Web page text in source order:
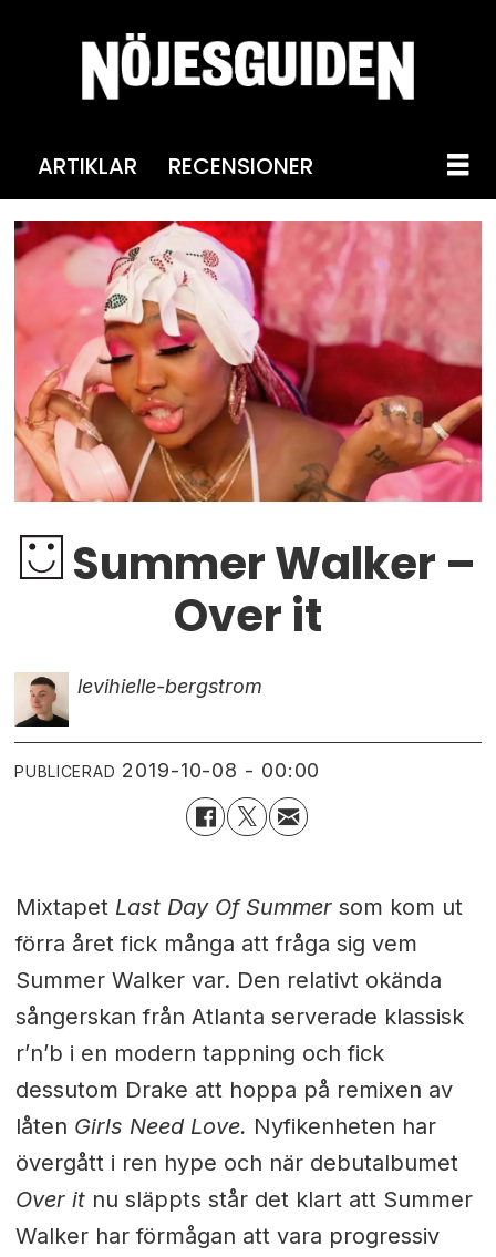
ARTIKLAR RECENSIONER
Summer Walker –
Over it
levihielle-bergstrom
PUBLICERAD 2019-10-08 - 00:00
Mixtapet Last Day Of Summersom kom ut
förra året fick många att fråga sig vem
Summer Walker var. Den relativt okända
sångerskan från Atlanta serverade klassisk
r’n’b i en modern tappning och fick
dessutom Drake att hoppa på remixen av
låten Girls Need Love. Nyfikenheten har
övergått i ren hype och när debutalbumet
Over it nu släppts står det klart att Summer
Walker har förmågan att vara progressiv